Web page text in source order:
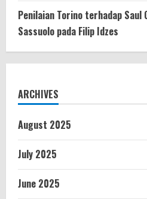
Penilaian Torino terhadap Saul
Sassuolo pada Filip Idzes
ARCHIVES
August 2025
July 2025
June 2025